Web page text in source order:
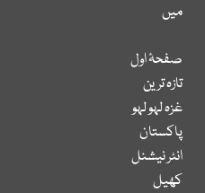
میں
صفحۂ اول
تازہ ترین
غزہ لہو لہو
پاکستان
انٹر نیشنل
کھیل